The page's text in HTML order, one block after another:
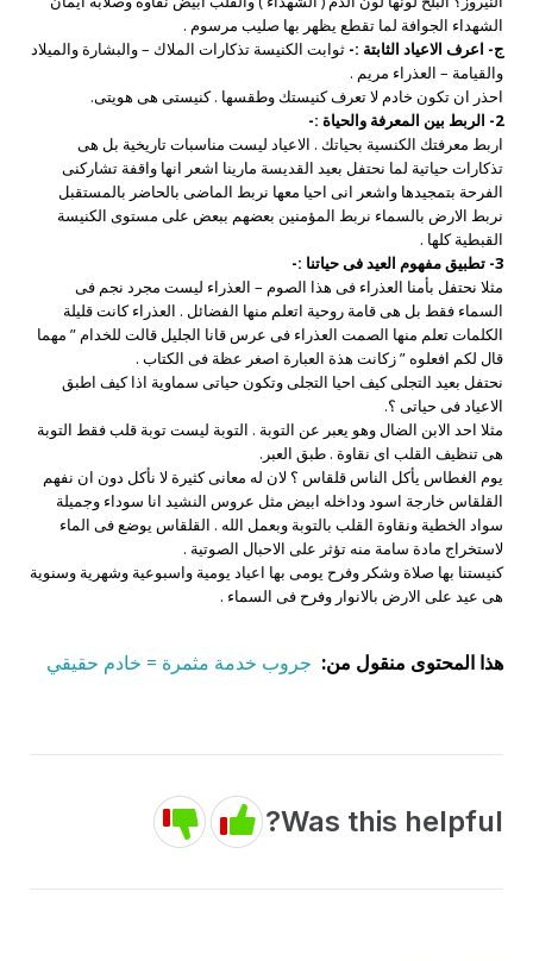
الشهداء الجوافة لما تقطع يظهر بها صليب مرسوم .
ج- اعرف الاعياد الثابتة :- ثوابت الكنيسة تذكارات الملاك – والبشارة والميلاد
والقيامة – العذراء مريم .
احذر ان تكون خادم لا تعرف كنيستك وطقسها . كنيستى هى هويتى.
2- الربط بين المعرفة والحياة :-
اربط معرفتك الكنسية بحياتك . الاعياد ليست مناسبات تاريخية بل هى
تذكارات حياتية لما نحتفل بعيد القديسة مارينا اشعر انها واقفة تشاركنى
الفرحة بتمجيدها واشعر انى احيا معها نربط الماضى بالحاضر بالمستقبل
نربط الارض بالسماء نربط المؤمنين بعضهم ببعض على مستوى الكنيسة
القبطية كلها .
3- تطبيق مفهوم العيد فى حياتنا :-
مثلا نحتفل بأمنا العذراء فى هذا الصوم – العذراء ليست مجرد نجم فى
السماء فقط بل هى قامة روحية اتعلم منها الفضائل . العذراء كانت قليلة
الكلمات تعلم منها الصمت العذراء فى عرس قانا الجليل قالت للخدام ” مهما
قال لكم افعلوه ” زكانت هذة العبارة اصغر عظة فى الكتاب .
نحتفل بعيد التجلى كيف احيا التجلى وتكون حياتى سماوية اذا كيف اطبق
الاعياد فى حياتى ؟.
مثلا احد الابن الضال وهو يعبر عن التوبة . التوبة ليست توبة قلب فقط التوبة
هى تنظيف القلب اى نقاوة . طبق العبر.
يوم الغطاس يأكل الناس قلقاس ؟ لان له معانى كثيرة لا نأكل دون ان نفهم
القلقاس خارجة اسود وداخله ابيض مثل عروس النشيد انا سوداء وجميلة
سواد الخطية ونقاوة القلب بالتوبة وبعمل الله . القلقاس يوضع فى الماء
لاستخراج مادة سامة منه تؤثر على الاحبال الصوتية .
كنيستنا بها صلاة وشكر وفرح يومى بها اعياد يومية واسبوعية وشهرية وسنوية
هى عيد على الارض بالانوار وفرح فى السماء .
هذا المحتوى منقول من: جروب خدمة مثمرة = خادم حقيقي
Was this helpful?